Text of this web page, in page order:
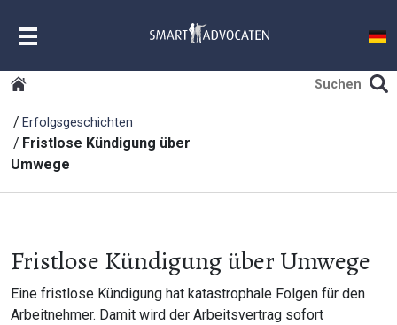
Erfolgsgeschichten
Fristlose Kündigung über
Umwege
Fristlose Kündigung über Umwege
Eine fristlose Kündigung hat katastrophale Folgen für den
Arbeitnehmer. Damit wird der Arbeitsvertrag sofort